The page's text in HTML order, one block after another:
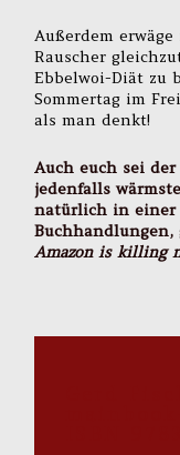
Außerdem
Rauscher
Ebbelwoi-Diät zu
Sommertag im
als man denkt!
Auch euch sei
jedenfalls
natürlich in einer
Buchhandlungen,
Amazon is killing